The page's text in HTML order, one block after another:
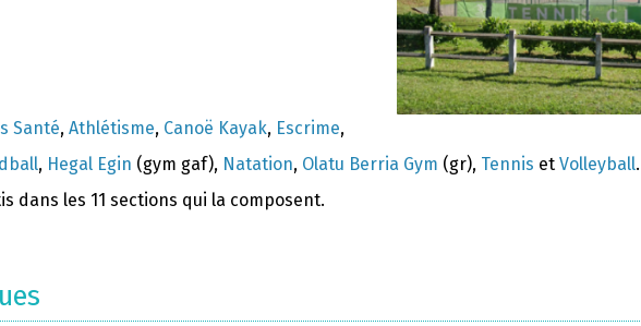
Santé, Athlétisme, Canoë Kayak, Escrime,
, Hegal Egin (gym gaf), Natation, Olatu Berria Gym (gr), Tennis et Volleyball.
dans les 11 sections qui la composent.